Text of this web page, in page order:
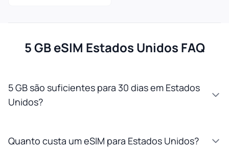
5 GB eSIM Estados Unidos FAQ
5 GB são suficientes para 30 dias em Estados
Unidos?
Quanto custa um eSIM para Estados Unidos?